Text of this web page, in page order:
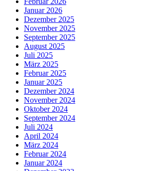
Januar 2026
Dezember 2025
November 2025
September 2025
August 2025
Juli 2025
März 2025
Februar 2025
Januar 2025
Dezember 2024
November 2024
Oktober 2024
September 2024
Juli 2024
April 2024
März 2024
Februar 2024
Januar 2024